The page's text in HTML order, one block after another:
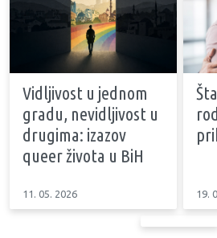
Vidljivost u jednom
gradu, nevidljivost u
drugima: izazov
queer života u BiH
11. 05. 2026 19.